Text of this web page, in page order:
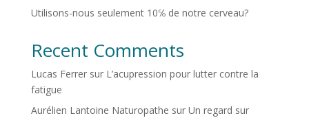
Utilisons-nous seulement 10℅ de notre cerveau?
Recent Comments
Lucas Ferrersur L’acupression pour lutter contre la
fatigue
Aurélien Lantoine Naturopathe sur Un regard sur